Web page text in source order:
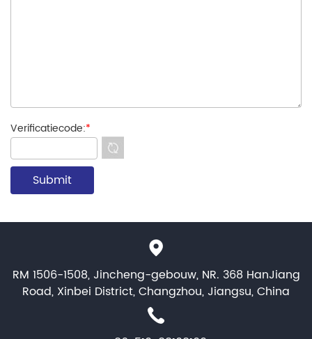
Verificatiecode:*
RM 1506-1508, Jincheng-gebouw, NR. 368 HanJiang
Road, Xinbei District, Changzhou, Jiangsu, China